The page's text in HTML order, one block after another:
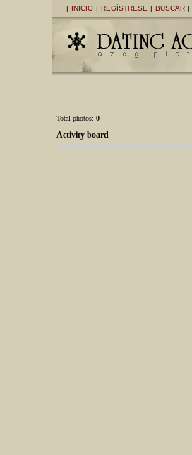
| INICIO | REGÍSTRESE | BUSCAR |
Total photos: 0
Activity board